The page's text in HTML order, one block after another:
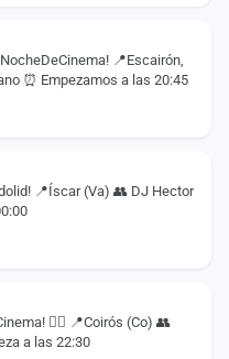
📍Escairón,
⏰ Empezamos a las 20:45
📍Íscar (Va) 👥 DJ Hector
❤️‍🔥 📍Coirós (Co) 👥
a las 22:30